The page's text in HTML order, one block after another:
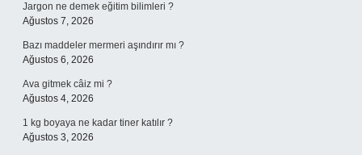
Jargon ne demek eğitim bilimleri ?
Ağustos 7, 2026
Bazı maddeler mermeri aşındırır mı ?
Ağustos 6, 2026
Ava gitmek câiz mi ?
Ağustos 4, 2026
1 kg boyaya ne kadar tiner katılır ?
Ağustos 3, 2026